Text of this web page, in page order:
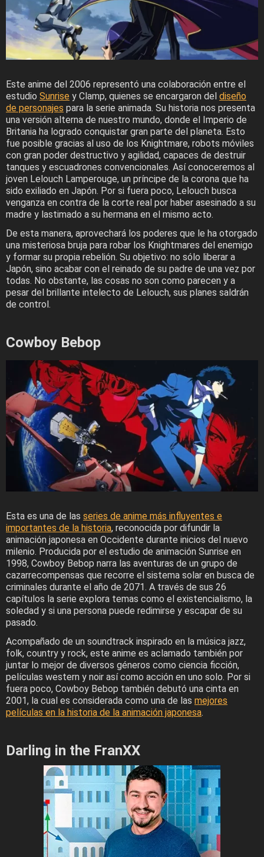
Este anime del 2006 representó una colaboración entre el
estudio Sunrise y Clamp, quienes se encargaron del diseño
de personajes para la serie animada. Su historia nos presenta
una versión alterna de nuestro mundo, donde el Imperio de
Britania ha logrado conquistar gran parte del planeta. Esto
fue posible gracias al uso de los Knightmare, robots móviles
con gran poder destructivo y agilidad, capaces de destruir
tanques y escuadrones convencionales. Así conoceremos al
joven Lelouch Lamperouge, un príncipe de la corona que ha
sido exiliado en Japón. Por si fuera poco, Lelouch busca
venganza en contra de la corte real por haber asesinado a su
madre y lastimado a su hermana en el mismo acto.
De esta manera, aprovechará los poderes que le ha otorgado
una misteriosa bruja para robar los Knightmares del enemigo
y formar su propia rebelión. Su objetivo: no sólo liberar a
Japón, sino acabar con el reinado de su padre de una vez por
todas. No obstante, las cosas no son como parecen y a
pesar del brillante intelecto de Lelouch, sus planes saldrán
de control.
Cowboy Bebop
Esta es una de las series de anime más influyentes e
importantes de la historia, reconocida por difundir la
animación japonesa en Occidente durante inicios del nuevo
milenio. Producida por el estudio de animación Sunrise en
1998, Cowboy Bebop narra las aventuras de un grupo de
cazarrecompensas que recorre el sistema solar en busca de
criminales durante el año de 2071. A través de sus 26
capítulos la serie explora temas como el existencialismo, la
soledad y si una persona puede redimirse y escapar de su
pasado.
Acompañado de un soundtrack inspirado en la música jazz,
folk, country y rock, este anime es aclamado también por
juntar lo mejor de diversos géneros como ciencia ficción,
películas western y noir así como acción en uno solo. Por si
fuera poco, Cowboy Bebop también debutó una cinta en
2001, la cual es considerada como una de las mejores
películas en la historia de la animación japonesa.
Darling in the FranXX